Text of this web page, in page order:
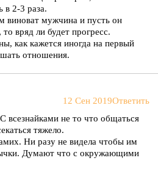
в 2-3 раза.
виноват мужчина и пусть он
вряд ли будет прогресс.
как кажется иногда на первый
отношения.
12 Сен 2019Ответить
всезнайками не то что общаться
тяжело.
Ни разу не видела чтобы им
Думают что с окружающими